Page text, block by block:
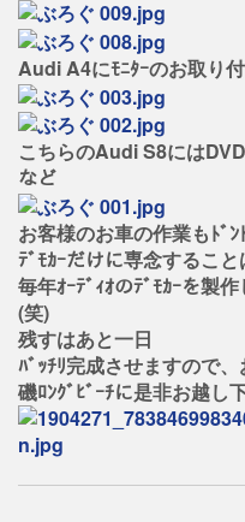
Audi A4にﾓﾆﾀｰのお取り
こちらのAudi S8には
など
お客様のお車の作業もﾄﾞ
ﾃﾞﾓｶｰだけに専念するこ
毎年ｵｰﾃﾞｨｵのﾃﾞﾓｶｰを製
(笑)
残すはあと一日
ﾊﾞｯﾁﾘ完成させますので
磯ﾛﾝｸﾞﾋﾞｰﾁに是非お越し